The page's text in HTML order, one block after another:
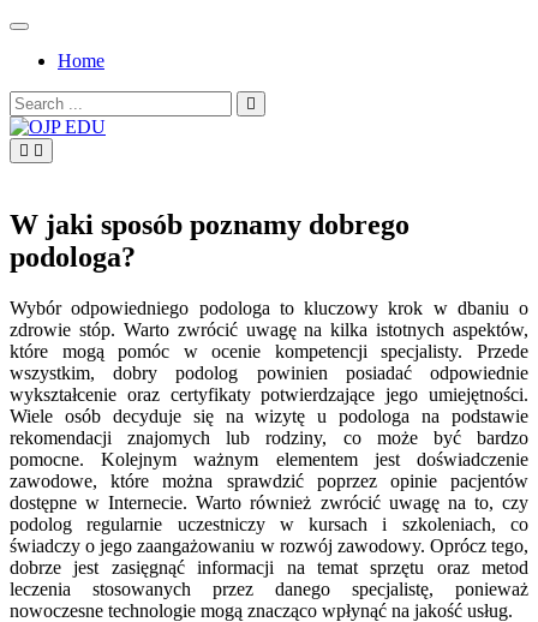
Skip
contentHome
Search
for:
W jaki sposób poznamy dobrego
podologa?
Wybór odpowiedniego podologa to kluczowy krok w dbaniu o
zdrowie stóp. Warto zwrócić uwagę na kilka istotnych aspektów,
które mogą pomóc w ocenie kompetencji specjalisty. Przede
wszystkim, dobry podolog powinien posiadać odpowiednie
wykształcenie oraz certyfikaty potwierdzające jego umiejętności.
Wiele osób decyduje się na wizytę u podologa na podstawie
rekomendacji znajomych lub rodziny, co może być bardzo
pomocne. Kolejnym ważnym elementem jest doświadczenie
zawodowe, które można sprawdzić poprzez opinie pacjentów
dostępne w Internecie. Warto również zwrócić uwagę na to, czy
podolog regularnie uczestniczy w kursach i szkoleniach, co
świadczy o jego zaangażowaniu w rozwój zawodowy. Oprócz tego,
dobrze jest zasięgnąć informacji na temat sprzętu oraz metod
leczenia stosowanych przez danego specjalistę, ponieważ
nowoczesne technologie mogą znacząco wpłynąć na jakość usług.